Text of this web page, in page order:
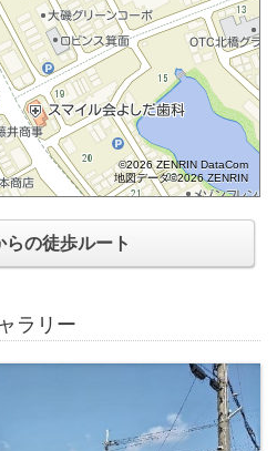
©2026 ZENRIN DataCom
地図データ©2026 ZENRIN
らの徒歩ルート
ラリー